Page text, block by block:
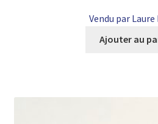
Vendu par Laure
Ajouter au